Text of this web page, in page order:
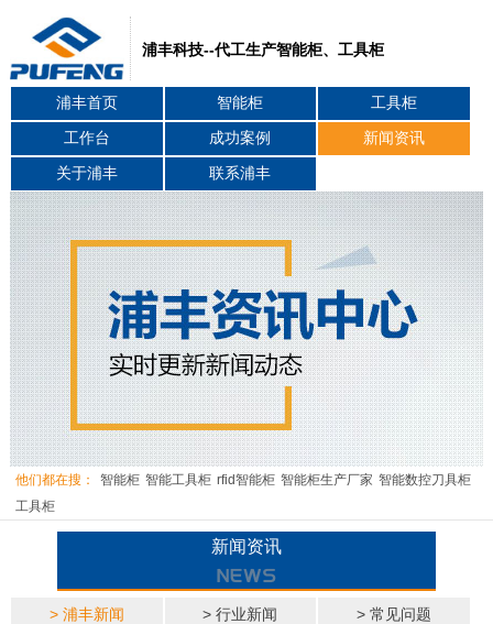
浦丰科技--代工生产智能柜、工具柜
浦丰首页 智能柜 工具柜
工作台 成功案例 新闻资讯
关于浦丰 联系浦丰
他们都在搜： 智能柜 智能工具柜 rfid智能柜 智能柜生产厂家 智能数控刀具柜
工具柜
新闻资讯
> 浦丰新闻 > 行业新闻 > 常见问题